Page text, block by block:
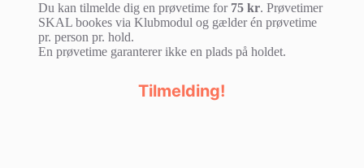
Du kan tilmelde dig en prøvetime for 75 kr. Prøvetimer
SKAL bookes via Klubmodul og gælder én prøvetime
pr. person pr. hold.
En prøvetime garanterer ikke en plads på holdet.
Tilmelding!